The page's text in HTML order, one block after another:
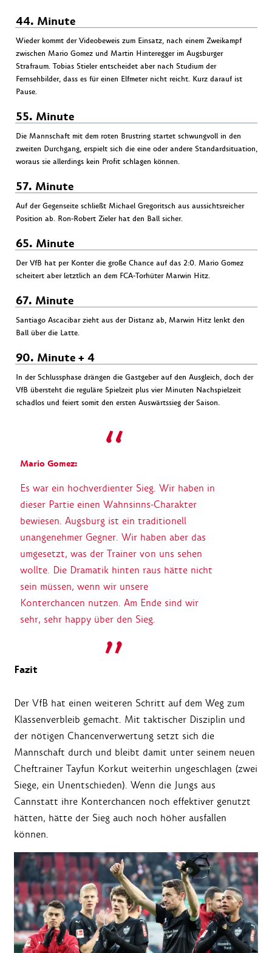
44. Minute
Wieder kommt der Videobeweis zum Einsatz, nach einem Zweikampf
zwischen Mario Gomez und Martin Hinteregger im Augsburger
Strafraum. Tobias Stieler entscheidet aber nach Studium der
Fernsehbilder, dass es für einen Elfmeter nicht reicht. Kurz darauf ist
Pause.
55. Minute
Die Mannschaft mit dem roten Brustring startet schwungvoll in den
zweiten Durchgang, erspielt sich die eine oder andere Standardsituation,
woraus sie allerdings kein Profit schlagen können.
57. Minute
Auf der Gegenseite schließt Michael Gregoritsch aus aussichtsreicher
Position ab. Ron-Robert Zieler hat den Ball sicher.
65. Minute
Der VfB hat per Konter die große Chance auf das 2:0. Mario Gomez
scheitert aber letztlich an dem FCA-Torhüter Marwin Hitz.
67. Minute
Santiago Ascacibar zieht aus der Distanz ab, Marwin Hitz lenkt den
Ball über die Latte.
90. Minute + 4
In der Schlussphase drängen die Gastgeber auf den Ausgleich, doch der
VfB übersteht die reguläre Spielzeit plus vier Minuten Nachspielzeit
schadlos und feiert somit den ersten Auswärtssieg der Saison.
Mario Gomez:
Es war ein hochverdienter Sieg. Wir haben in
dieser Partie einen Wahnsinns-Charakter
bewiesen. Augsburg ist ein traditionell
unangenehmer Gegner. Wir haben aber das
umgesetzt, was der Trainer von uns sehen
wollte. Die Dramatik hinten raus hätte nicht
sein müssen, wenn wir unsere
Konterchancen nutzen. Am Ende sind wir
sehr, sehr happy über den Sieg.
Fazit
Der VfB hat einen weiteren Schritt auf dem Weg zum
Klassenverbleib gemacht. Mit taktischer Disziplin und
der nötigen Chancenverwertung setzt sich die
Mannschaft durch und bleibt damit unter seinem neuen
Cheftrainer Tayfun Korkut weiterhin ungeschlagen (zwei
Siege, ein Unentschieden). Wenn die Jungs aus
Cannstatt ihre Konterchancen noch effektiver genutzt
hätten, hätte der Sieg auch noch höher ausfallen
können.